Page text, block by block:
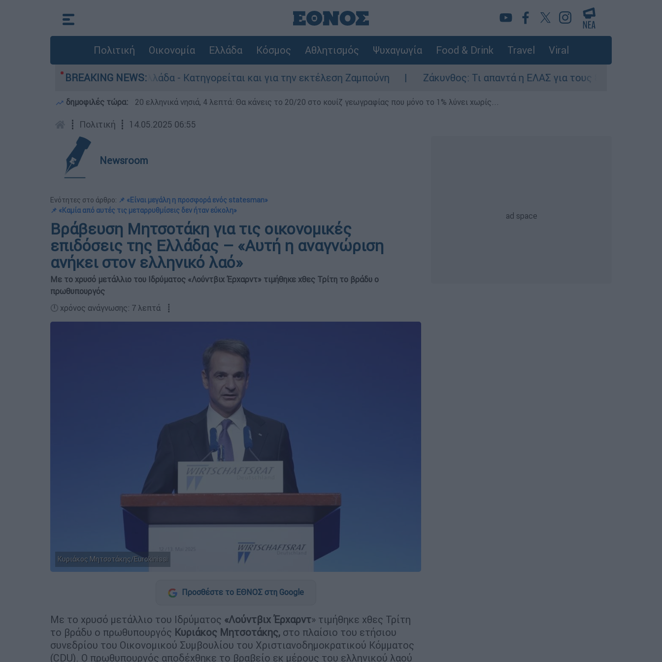
Πολιτική Οικονομία Ελλάδα Κόσμος Αθλητισμός Ψυχαγωγία Food & Drink Travel Viral
BREAKING NEWS:
στην Ελλάδα - Κατηγορείται και για την εκτέλεση Ζαμπούνη Ζάκυνθος: Τι απαντά η ΕΛΑΣ για τους 8 βιασμούς
δημοφιλές τώρα: 20 ελληνικά νησιά, 4 λεπτά: Θα κάνεις το 20/20 στο κουίζ γεωγραφίας που μόνο το 1% λύνει χωρίς...
┋ Πολιτική ┋ 14.05.2025 06:55
Newsroom
Ενότητες στο άρθρο: 📌 «Είναι μεγάλη η προσφορά ενός statesman»
📌 «Καμία από αυτές τις μεταρρυθμίσεις δεν ήταν εύκολη»
Βράβευση Μητσοτάκη για τις οικονομικές
επιδόσεις της Ελλάδας – «Αυτή η αναγνώριση
ανήκει στον ελληνικό λαό»
Με το χρυσό μετάλλιο του Ιδρύματος «Λούντβιχ Έρχαρντ» τιμήθηκε χθες Τρίτη το βράδυ ο
πρωθυπουργός
🕛 χρόνος ανάγνωσης: 7 λεπτά ┋
Κυριάκος Μητσοτάκης/Eurokinissi
Προσθέστε το ΕΘΝΟΣ στη Google
Με το χρυσό μετάλλιο του Ιδρύματος «Λούντβιχ Έρχαρντ» τιμήθηκε χθες Τρίτη
το βράδυ ο πρωθυπουργός Κυριάκος Μητσοτάκης, στο πλαίσιο του ετήσιου
συνεδρίου του Οικονομικού Συμβουλίου του Χριστιανοδημοκρατικού Κόμματος
(CDU). Ο πρωθυπουργός αποδέχθηκε το βραβείο εκ μέρους του ελληνικού λαού